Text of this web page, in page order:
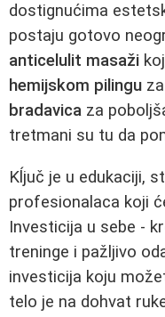
dostignućima
postaju gotovo
anticelulit masaži
hemijskom pilingu
bradavica za
tretmani su tu da
Kĺjuč je u edukaciji,
profesionalaca koji
Investicija u sebe -
treninge i pažljivo
investicija koju
telo je na dohvat